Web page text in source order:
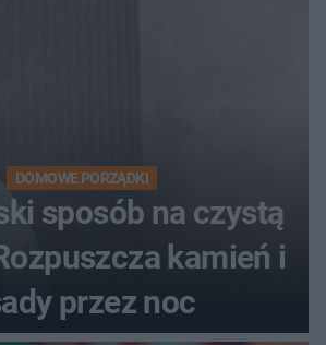
DOMOWE PORZĄDKI
sposób na czystą
kamień i
przez noc